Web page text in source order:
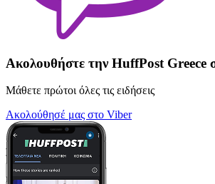
Ακολουθήστε την HuffPost Greece
Μάθετε πρώτοι όλες τις ειδήσεις
Ακολούθησέ μας στο Viber